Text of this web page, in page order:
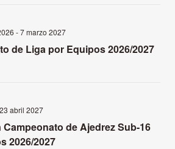
de Liga por Equipos 2026/2027
-7 marzo 2027
de Ajedrez Sub-16
2026/2027
23 abril 2027